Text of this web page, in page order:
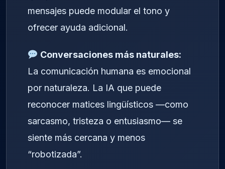
mensajes puede modular el tono y
ofrecer ayuda adicional.
Conversaciones más naturales:
La comunicación humana es emocional
por naturaleza. La IA que puede
reconocer matices lingüísticos —como
sarcasmo, tristeza o entusiasmo— se
siente más cercana y menos
“robotizada”.